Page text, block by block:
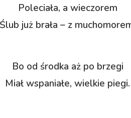
Poleciała, a wieczorem
Ślub już brała – z
Bo od środka aż po brzegi
Miał wspaniałe, wielkie piegi.